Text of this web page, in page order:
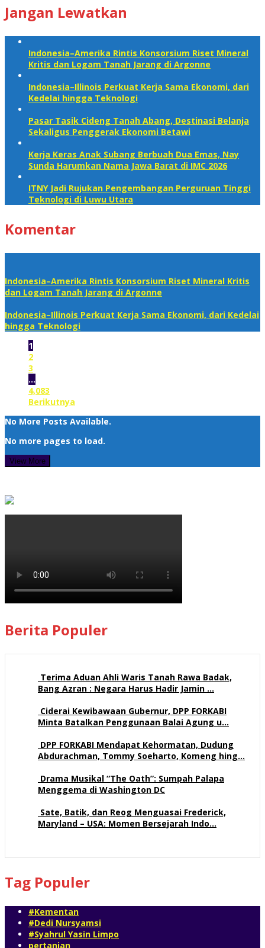
Jangan Lewatkan
Indonesia–Amerika Rintis Konsorsium Riset Mineral
Kritis dan Logam Tanah Jarang di Argonne
Indonesia–Illinois Perkuat Kerja Sama Ekonomi, dari
Kedelai hingga Teknologi
Pasar Tasik Cideng Tanah Abang, Destinasi Belanja
Sekaligus Penggerak Ekonomi Betawi
Kerja Keras Anak Subang Berbuah Dua Emas, Nay
Sunda Harumkan Nama Jawa Barat di IMC 2026
ITNY Jadi Rujukan Pengembangan Perguruan Tinggi
Teknologi di Luwu Utara
Komentar
Indonesia–Amerika Rintis Konsorsium Riset Mineral Kritis
dan Logam Tanah Jarang di Argonne
Indonesia–Illinois Perkuat Kerja Sama Ekonomi, dari Kedelai
hingga Teknologi
1
2
3
…
4,083
Berikutnya
No More Posts Available.
No more pages to load.
View More
Berita Populer
Terima Aduan Ahli Waris Tanah Rawa Badak,
Bang Azran : Negara Harus Hadir Jamin …
Ciderai Kewibawaan Gubernur, DPP FORKABI
Minta Batalkan Penggunaan Balai Agung u…
DPP FORKABI Mendapat Kehormatan, Dudung
Abdurachman, Tommy Soeharto, Komeng hing…
Drama Musikal “The Oath”: Sumpah Palapa
Menggema di Washington DC
Sate, Batik, dan Reog Menguasai Frederick,
Maryland – USA: Momen Bersejarah Indo…
Tag Populer
#Kementan
#Dedi Nursyamsi
#Syahrul Yasin Limpo
pertanian